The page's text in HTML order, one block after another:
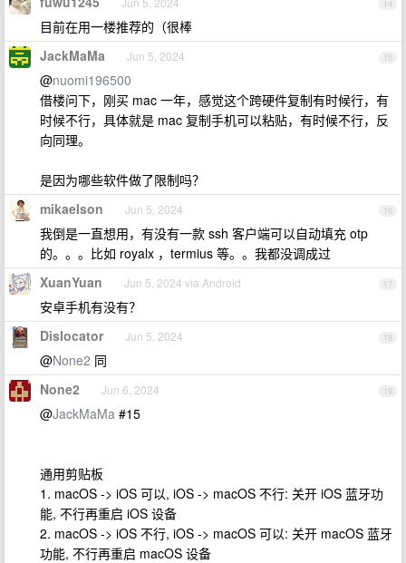
14
目前在用一楼推荐的（很棒
15
JackMaMa Jun 5, 2024
@nuomi196500
借楼问下，刚买 mac 一年，感觉这个跨硬件复制有时候行，有
时候不行，具体就是 mac 复制手机可以粘贴，有时候不行，反
向同理。
是因为哪些软件做了限制吗？
16
mikaelson Jun 5, 2024
我倒是一直想用，有没有一款 ssh 客户端可以自动填充 otp
的。。。比如 royalx ，termius 等。。我都没调成过
17
XuanYuan Jun 5, 2024 via Android
安卓手机有没有？
18
Dislocator Jun 5, 2024
@None2 同
19
None2 Jun 6, 2024
@JackMaMa #15
通用剪贴板
1. macOS -> iOS 可以, iOS -> macOS 不行: 关开 iOS 蓝牙功
能, 不行再重启 iOS 设备
2. macOS -> iOS 不行, iOS -> macOS 可以: 关开 macOS 蓝牙
功能, 不行再重启 macOS 设备